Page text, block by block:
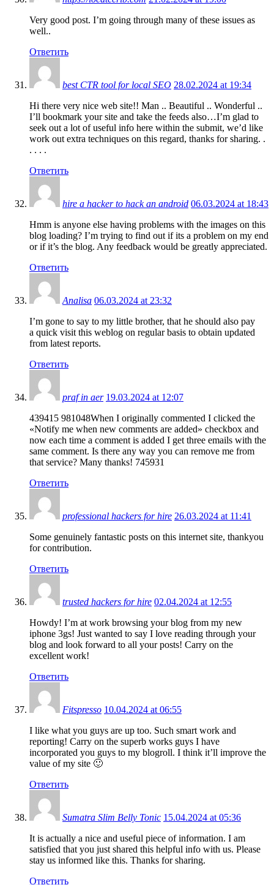
Very good post. I’m going through many of these issues as
well..
Ответить
best CTR tool for local SEO 28.02.2024 at 19:34
Hi there very nice web site!! Man .. Beautiful .. Wonderful ..
I’ll bookmark your site and take the feeds also…I’m glad to
seek out a lot of useful info here within the submit, we’d like
work out extra techniques on this regard, thanks for sharing. .
. . . .
Ответить
hire a hacker to hack an android 06.03.2024 at 18:43
Hmm is anyone else having problems with the images on this
blog loading? I’m trying to find out if its a problem on my end
or if it’s the blog. Any feedback would be greatly appreciated.
Ответить
Analisa 06.03.2024 at 23:32
I’m gone to say to my little brother, that he should also pay
a quick visit this weblog on regular basis to obtain updated
from latest reports.
Ответить
praf in aer 19.03.2024 at 12:07
439415 981048When I originally commented I clicked the
«Notify me when new comments are added» checkbox and
now each time a comment is added I get three emails with the
same comment. Is there any way you can remove me from
that service? Many thanks! 745931
Ответить
professional hackers for hire 26.03.2024 at 11:41
Some genuinely fantastic posts on this internet site, thankyou
for contribution.
Ответить
trusted hackers for hire 02.04.2024 at 12:55
Howdy! I’m at work browsing your blog from my new
iphone 3gs! Just wanted to say I love reading through your
blog and look forward to all your posts! Carry on the
excellent work!
Ответить
Fitspresso 10.04.2024 at 06:55
I like what you guys are up too. Such smart work and
reporting! Carry on the superb works guys I have
incorporated you guys to my blogroll. I think it’ll improve the
value of my site 🙂
Ответить
Sumatra Slim Belly Tonic 15.04.2024 at 05:36
It is actually a nice and useful piece of information. I am
satisfied that you just shared this helpful info with us. Please
stay us informed like this. Thanks for sharing.
Ответить